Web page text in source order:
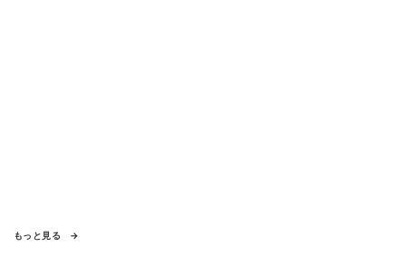
もっと見る